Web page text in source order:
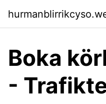
Boka
-